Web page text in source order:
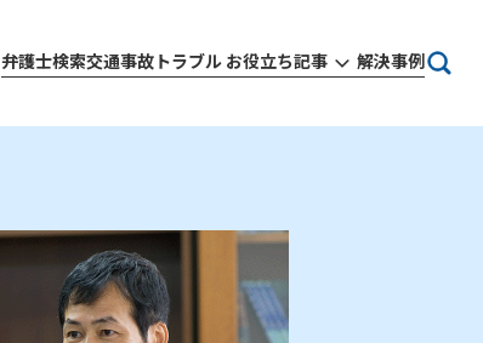
弁護士検索交通事故トラブル お役立ち記事 解決事例